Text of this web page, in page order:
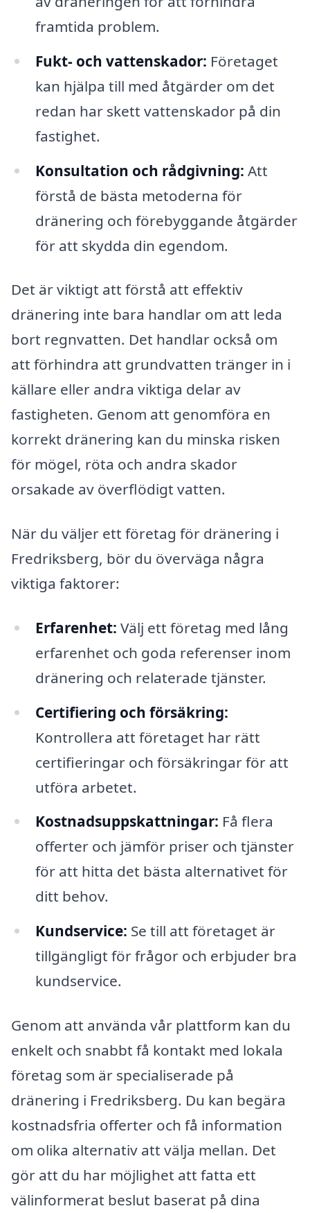
framtida problem.
Fukt- och vattenskador: Företaget
kan hjälpa till med åtgärder om det
redan har skett vattenskador på din
fastighet.
Konsultation och rådgivning: Att
förstå de bästa metoderna för
dränering och förebyggande åtgärder
för att skydda din egendom.
Det är viktigt att förstå att effektiv
dränering inte bara handlar om att leda
bort regnvatten. Det handlar också om
att förhindra att grundvatten tränger in i
källare eller andra viktiga delar av
fastigheten. Genom att genomföra en
korrekt dränering kan du minska risken
för mögel, röta och andra skador
orsakade av överflödigt vatten.
När du väljer ett företag för dränering i
Fredriksberg, bör du överväga några
viktiga faktorer:
Erfarenhet: Välj ett företag med lång
erfarenhet och goda referenser inom
dränering och relaterade tjänster.
Certifiering och försäkring:
Kontrollera att företaget har rätt
certifieringar och försäkringar för att
utföra arbetet.
Kostnadsuppskattningar: Få flera
offerter och jämför priser och tjänster
för att hitta det bästa alternativet för
ditt behov.
Kundservice: Se till att företaget är
tillgängligt för frågor och erbjuder bra
kundservice.
Genom att använda vår plattform kan du
enkelt och snabbt få kontakt med lokala
företag som är specialiserade på
dränering i Fredriksberg. Du kan begära
kostnadsfria offerter och få information
om olika alternativ att välja mellan. Det
gör att du har möjlighet att fatta ett
välinformerat beslut baserat på dina